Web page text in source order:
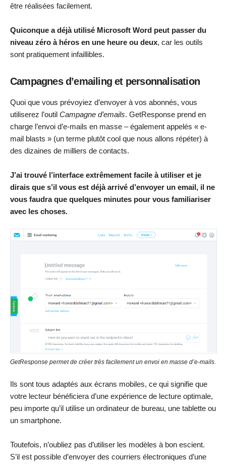
être réalisées facilement.
Quiconque a déjà utilisé Microsoft Word peut passer du
niveau zéro à héros en une heure ou deux, car les outils
sont pratiquement infaillibles.
Campagnes d’emailing et personnalisation
Quoi que vous prévoyiez d’envoyer à vos abonnés, vous
utiliserez l’outil Campagne d’emails. GetResponse prend en
charge l’envoi d’e-mails en masse – également appelés « e-
mail blasts » (un terme plutôt cool que nous allons répéter) à
des dizaines de milliers de contacts.
J’ai trouvé l’interface extrêmement facile à utiliser et je
dirais que s’il vous est déjà arrivé d’envoyer un email, il ne
vous faudra que quelques minutes pour vous familiariser
avec les choses.
GetResponse permet de créer très facilement un envoi en masse d’e-mails.
Ils sont tous adaptés aux écrans mobiles, ce qui signifie que
votre lecteur bénéficiera d’une expérience de lecture optimale,
peu importe qu’il utilise un ordinateur de bureau, une tablette ou
un smartphone.
Toutefois, n’oubliez pas d’utiliser les modèles à bon escient.
S’il est possible d’envoyer des courriers électroniques d’une